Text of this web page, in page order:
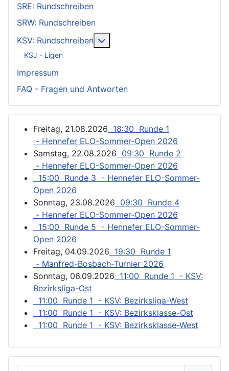
SRE: Rundschreiben
SRW: Rundschreiben
KSV: Rundschreiben
KSJ - Ligen
Impressum
FAQ - Fragen und Antworten
Freitag, 21.08.2026 18:30 Runde 1
- Hennefer ELO-Sommer-Open 2026
Samstag, 22.08.2026 09:30 Runde 2
- Hennefer ELO-Sommer-Open 2026
15:00 Runde 3 - Hennefer ELO-Sommer-
Open 2026
Sonntag, 23.08.2026 09:30 Runde 4
- Hennefer ELO-Sommer-Open 2026
15:00 Runde 5 - Hennefer ELO-Sommer-
Open 2026
Freitag, 04.09.2026 19:30 Runde 1
- Manfred-Bosbach-Turnier 2026
Sonntag, 06.09.2026 11:00 Runde 1 - KSV:
Bezirksliga-Ost
11:00 Runde 1 - KSV: Bezirksliga-West
11:00 Runde 1 - KSV: Bezirksklasse-Ost
11:00 Runde 1 - KSV: Bezirksklasse-West